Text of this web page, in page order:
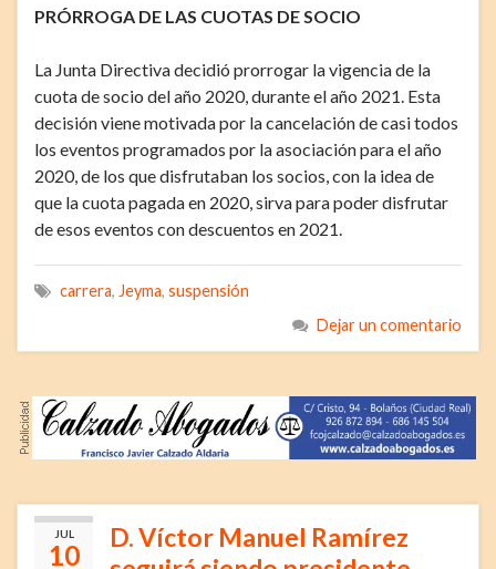
PRÓRROGA DE LAS CUOTAS DE SOCIO
La Junta Directiva decidió prorrogar la vigencia de la
cuota de socio del año 2020, durante el año 2021. Esta
decisión viene motivada por la cancelación de casi todos
los eventos programados por la asociación para el año
2020, de los que disfrutaban los socios, con la idea de
que la cuota pagada en 2020, sirva para poder disfrutar
de esos eventos con descuentos en 2021.
carrera, Jeyma, suspensión
Dejar un comentario
JUL
10
D. Víctor Manuel Ramírez